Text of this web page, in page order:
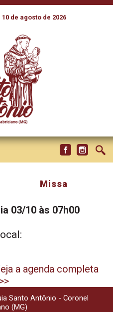
de agosto de 2026
Missa
03/10 às 07h00
a agenda completa
Santo Antônio - Coronel
(MG)